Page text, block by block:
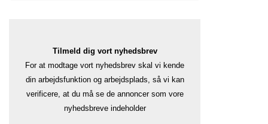
Tilmeld dig vort nyhedsbrev
For at modtage vort nyhedsbrev skal vi kende
din arbejdsfunktion og arbejdsplads, så vi kan
verificere, at du må se de annoncer som vore
nyhedsbreve indeholder